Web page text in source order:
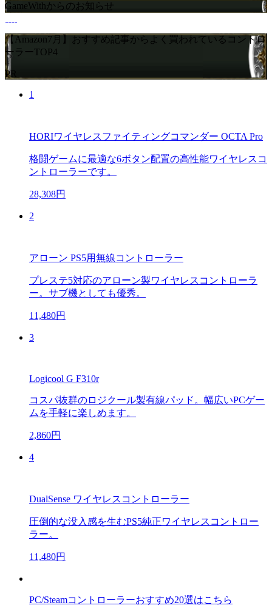
GameWithからのお知らせ
【Amazon7月】おすすめ記事からよく買われているコントロ
ーラーTOP4
PR
1
HORIワイヤレスファイティングコマンダー OCTA Pro
格闘ゲームに最適な6ボタン配置の高性能ワイヤレスコ
ントローラーです。
28,308円
2
アローン PS5用無線コントローラー
プレステ5対応のアローン製ワイヤレスコントローラ
ー。サブ機としても優秀。
11,480円
3
Logicool G F310r
コスパ抜群のロジクール製有線パッド。幅広いPCゲー
ムを手軽に楽しめます。
2,860円
4
DualSense ワイヤレスコントローラー
圧倒的な没入感を生むPS5純正ワイヤレスコントロー
ラー。
11,480円
PC/Steamコントローラーおすすめ20選はこちら